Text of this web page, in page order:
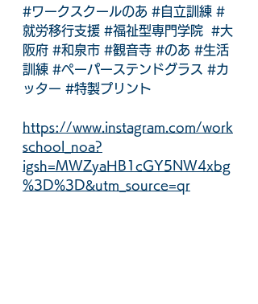
#ワークスクールのあ #自立訓練 #
就労移行支援 #福祉型専門学院
#大
阪府 #和泉市 #観音寺 #のあ #生活
訓練 #ペーパーステンドグラス #カ
ッター #特製プリント
https://www.instagram.com/work
school_noa?
igsh=MWZyaHB1cGY5NW4xbg
%3D%3D&utm_source=qr